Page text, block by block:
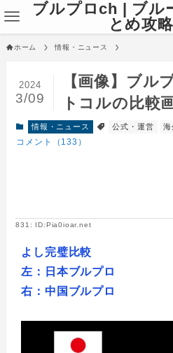
ブルプロch | ブル
とめ攻
ホーム 情報・ニュース
【画像】ブル
トコルの比較
2024
3/09
情報・ニュース 公式・運営 海
コメント（133）
831: ID:Pia0ioar.net
よし完璧比較
左：日本ブルプロ
右：中国ブルプロ